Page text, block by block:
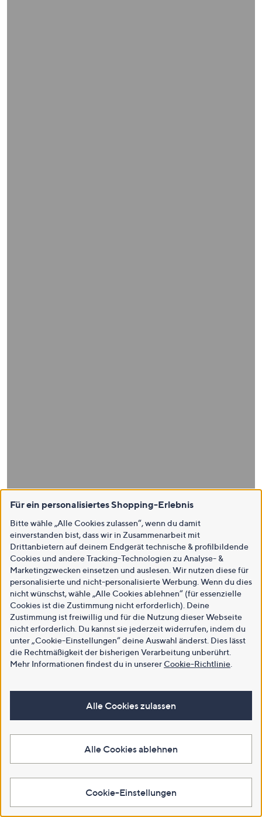
Für ein personalisiertes Shopping-Erlebnis
Bitte wähle „Alle Cookies zulassen“, wenn du damit
einverstanden bist, dass wir in Zusammenarbeit mit
Drittanbietern auf deinem Endgerät technische & profilbildende
Cookies und andere Tracking-Technologien zu Analyse- &
Marketingzwecken einsetzen und auslesen. Wir nutzen diese für
personalisierte und nicht-personalisierte Werbung. Wenn du dies
nicht wünschst, wähle „Alle Cookies ablehnen“ (für essenzielle
Cookies ist die Zustimmung nicht erforderlich). Deine
Zustimmung ist freiwillig und für die Nutzung dieser Webseite
nicht erforderlich. Du kannst sie jederzeit widerrufen, indem du
unter „Cookie-Einstellungen“ deine Auswahl änderst. Dies lässt
die Rechtmäßigkeit der bisherigen Verarbeitung unberührt.
Mehr Informationen findest du in unsererCookie-Richtlinie
Alle Cookies zulassen
Alle Cookies ablehnen
Cookie-Einstellungen